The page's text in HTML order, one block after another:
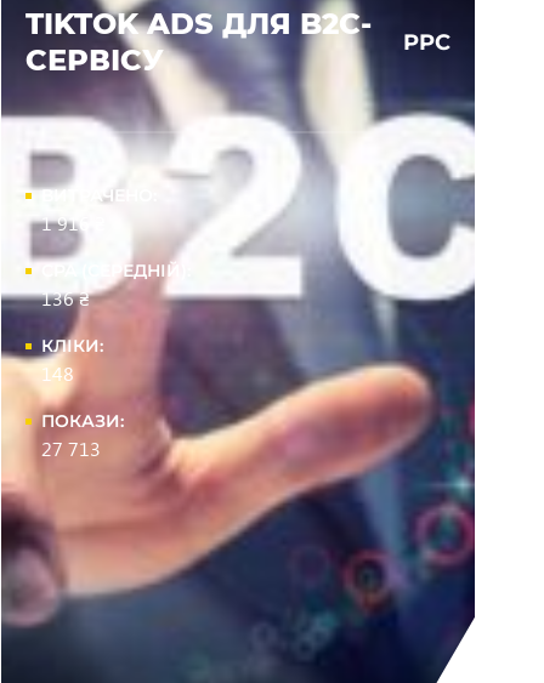
TIKTOK ADS ДЛЯ B2C-
СЕРВІСУ
PPC
ВИТРАЧЕНО:
1 916 ₴
CPA (СЕРЕДНІЙ):
136 ₴
КЛІКИ:
148
ПОКАЗИ:
27 713